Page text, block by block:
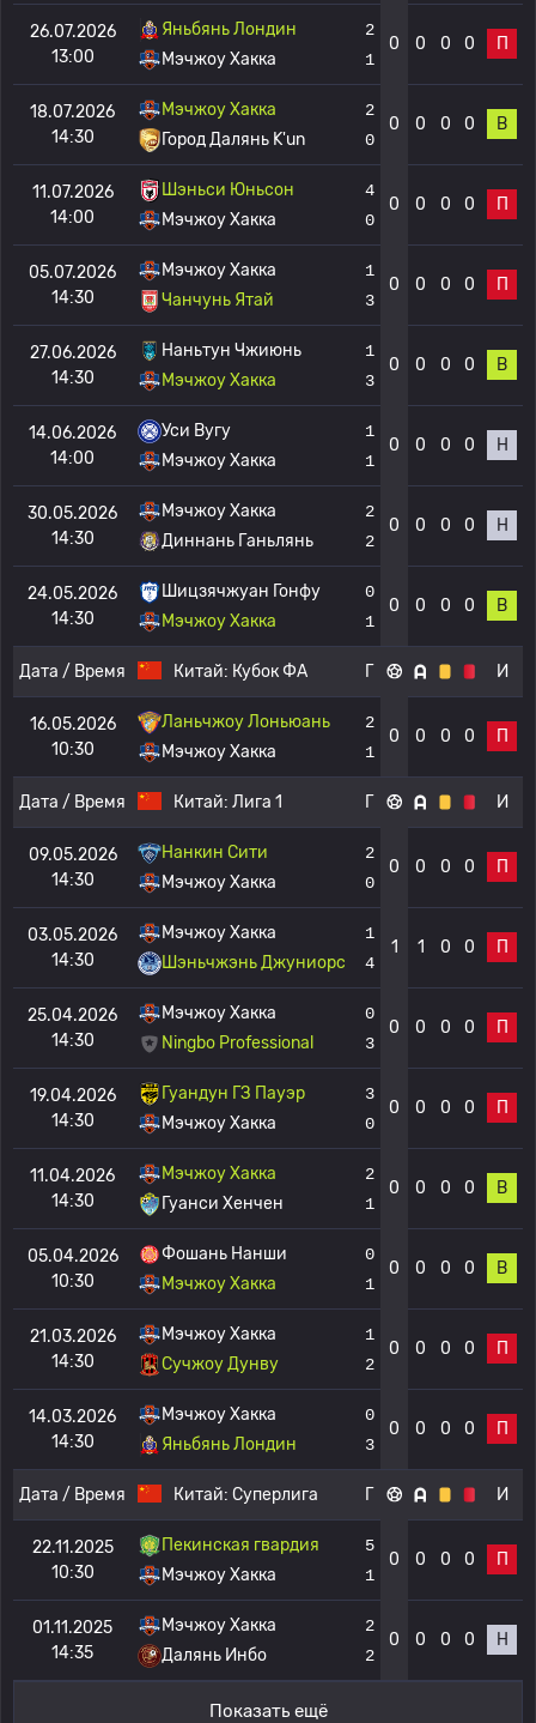
26.07.2026
13:00
Яньбянь Лондин
Мэчжоу Хакка
2
1
0 0 0 0 П
18.07.2026
14:30
Мэчжоу Хакка
Город Далянь K'un
2
0
0 0 0 0 В
11.07.2026
14:00
Шэньси Юньсон
Мэчжоу Хакка
4
0
0 0 0 0 П
05.07.2026
14:30
Мэчжоу Хакка
Чанчунь Ятай
1
3
0 0 0 0 П
27.06.2026
14:30
Наньтун Чжиюнь
Мэчжоу Хакка
1
3
0 0 0 0 В
14.06.2026
14:00
Уси Вугу
Мэчжоу Хакка
1
1
0 0 0 0 Н
30.05.2026
14:30
Мэчжоу Хакка
Диннань Ганьлянь
2
2
0 0 0 0 Н
24.05.2026
14:30
Шицзячжуан Гонфу
Мэчжоу Хакка
0
1
0 0 0 0 В
Дата / Время Китай: Кубок ФА Г И
16.05.2026
10:30
Ланьчжоу Лоньюань
Мэчжоу Хакка
2
1
0 0 0 0 П
Дата / Время Китай: Лига 1 Г И
09.05.2026
14:30
Нанкин Сити
Мэчжоу Хакка
2
0
0 0 0 0 П
03.05.2026
14:30
Мэчжоу Хакка
Шэньчжэнь Джуниорс
1
4
1 1 0 0 П
25.04.2026
14:30
Мэчжоу Хакка
Ningbo Professional
0
3
0 0 0 0 П
19.04.2026
14:30
Гуандун ГЗ Пауэр
Мэчжоу Хакка
3
0
0 0 0 0 П
11.04.2026
14:30
Мэчжоу Хакка
Гуанси Хенчен
2
1
0 0 0 0 В
05.04.2026
10:30
Фошань Нанши
Мэчжоу Хакка
0
1
0 0 0 0 В
21.03.2026
14:30
Мэчжоу Хакка
Сучжоу Дунву
1
2
0 0 0 0 П
14.03.2026
14:30
Мэчжоу Хакка
Яньбянь Лондин
0
3
0 0 0 0 П
Дата / Время Китай: Суперлига Г И
22.11.2025
10:30
Пекинская гвардия
Мэчжоу Хакка
5
1
0 0 0 0 П
01.11.2025
14:35
Мэчжоу Хакка
Далянь Инбо
2
2
0 0 0 0 Н
Показать ещё